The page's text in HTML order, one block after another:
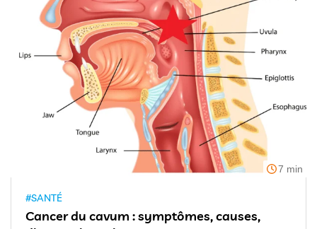
7 min
#SANTÉ
Cancer du cavum : symptômes, causes,